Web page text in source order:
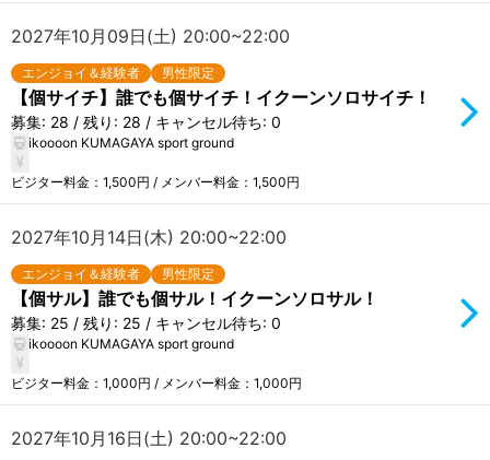
2027年10月09日(土) 20:00~22:00
エンジョイ＆経験者 男性限定
【個サイチ】誰でも個サイチ！イクーンソロサイチ！
募集: 28 / 残り: 28 / キャンセル待ち: 0
ikoooon KUMAGAYA sport ground
ビジター料金：1,500円 / メンバー料金：1,500円
2027年10月14日(木) 20:00~22:00
エンジョイ＆経験者 男性限定
【個サル】誰でも個サル！イクーンソロサル！
募集: 25 / 残り: 25 / キャンセル待ち: 0
ikoooon KUMAGAYA sport ground
ビジター料金：1,000円 / メンバー料金：1,000円
2027年10月16日(土) 20:00~22:00